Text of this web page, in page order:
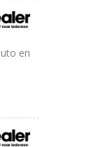
en